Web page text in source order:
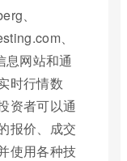
、
、
网站和通
时行情数
资者可以通
报价、成交
使用各种技